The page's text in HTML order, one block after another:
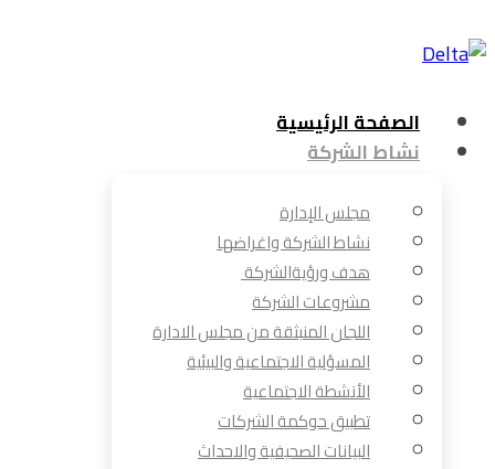
الصفحة الرئيسية
نشاط الشركة
مجلس الإدارة
نشاط الشركة واغراضها
هدف ورؤيةالشركة
مشروعات الشركة
اللجان المنبثقة من مجلس الادارة
المسؤلية الاجتماعية والبيئية
الأنشطة الاجتماعية
تطبيق حوكمة الشركات
البيانات الصحيفية والاحداث